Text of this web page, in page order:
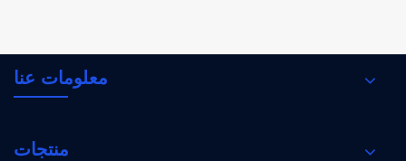
معلومات عنا
منتجات